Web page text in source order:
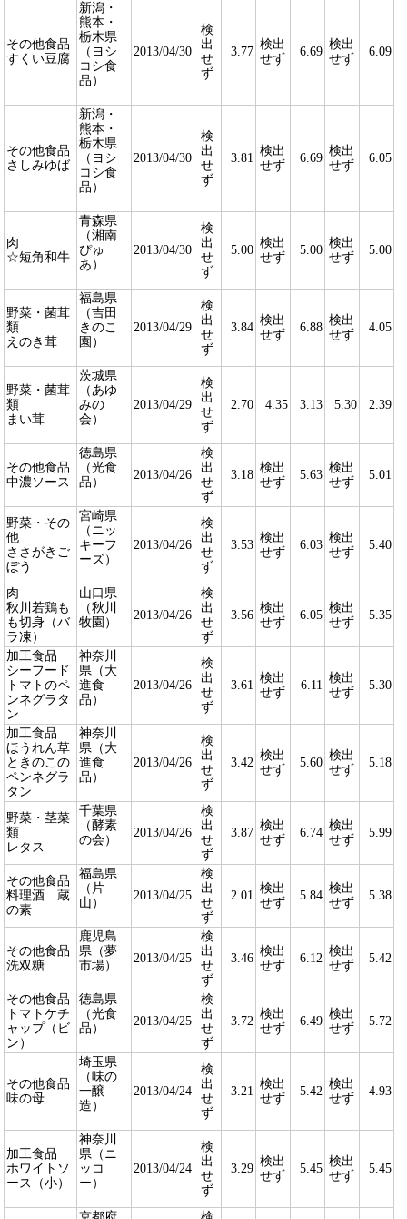
その他食品
すくい豆腐
新潟・
熊本・
栃木県
（ヨシ
コシ食
品）
2013/04/30
検
出
せ
ず
3.77
検出
せず
6.69
検出
せず
6.09
その他食品
さしみゆば
新潟・
熊本・
栃木県
（ヨシ
コシ食
品）
2013/04/30
検
出
せ
ず
3.81
検出
せず
6.69
検出
せず
6.05
肉
☆短角和牛
青森県
（湘南
ぴゅ
あ）
2013/04/30
検
出
せ
ず
5.00
検出
せず
5.00
検出
せず
5.00
野菜・菌茸
類
えのき茸
福島県
（吉田
きのこ
園）
2013/04/29
検
出
せ
ず
3.84
検出
せず
6.88
検出
せず
4.05
野菜・菌茸
類
まい茸
茨城県
（あゆ
みの
会）
2013/04/29
検
出
せ
ず
2.70 4.35 3.13 5.30 2.39
その他食品
中濃ソース
徳島県
（光食
品）
2013/04/26
検
出
せ
ず
3.18
検出
せず
5.63
検出
せず
5.01
野菜・その
他
ささがきご
ぼう
宮崎県
（ニッ
キーフ
ーズ）
2013/04/26
検
出
せ
ず
3.53
検出
せず
6.03
検出
せず
5.40
肉
秋川若鶏も
も切身（バ
ラ凍）
山口県
（秋川
牧園）
2013/04/26
検
出
せ
ず
3.56
検出
せず
6.05
検出
せず
5.35
加工食品
シーフード
トマトのペ
ンネグラタ
ン
神奈川
県（大
進食
品）
2013/04/26
検
出
せ
ず
3.61
検出
せず
6.11
検出
せず
5.30
加工食品
ほうれん草
ときのこの
ペンネグラ
タン
神奈川
県（大
進食
品）
2013/04/26
検
出
せ
ず
3.42
検出
せず
5.60
検出
せず
5.18
野菜・茎菜
類
レタス
千葉県
（酵素
の会）
2013/04/26
検
出
せ
ず
3.87
検出
せず
6.74
検出
せず
5.99
その他食品
料理酒 蔵
の素
福島県
（片
山）
2013/04/25
検
出
せ
ず
2.01
検出
せず
5.84
検出
せず
5.38
その他食品
洗双糖
鹿児島
県（夢
市場）
2013/04/25
検
出
せ
ず
3.46
検出
せず
6.12
検出
せず
5.42
その他食品
トマトケチ
ャップ（ビ
ン）
徳島県
（光食
品）
2013/04/25
検
出
せ
ず
3.72
検出
せず
6.49
検出
せず
5.72
その他食品
味の母
埼玉県
（味の
一醸
造）
2013/04/24
検
出
せ
ず
3.21
検出
せず
5.42
検出
せず
4.93
加工食品
ホワイトソ
ース（小）
神奈川
県（ニ
ッコ
ー）
2013/04/24
検
出
せ
ず
3.29
検出
せず
5.45
検出
せず
5.45